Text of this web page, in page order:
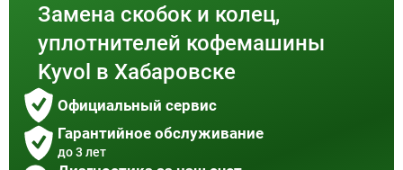
Замена скобок и колец,
уплотнителей кофемашины
Kyvol в Хабаровске
Официальный сервис
Гарантийное обслуживание
до 3 лет